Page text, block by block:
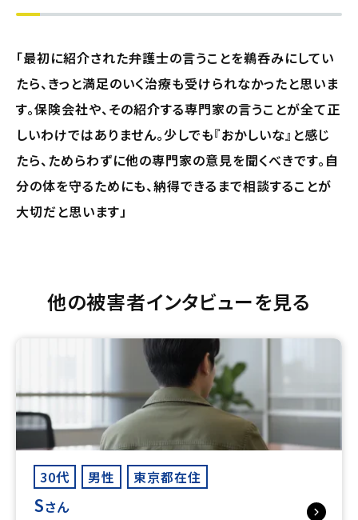
「最初に紹介された弁護士の言うことを鵜呑みにしてい
たら、きっと満足のいく治療も受けられなかったと思いま
す。保険会社や、その紹介する専門家の言うことが全て正
しいわけではありません。少しでも『おかしいな』と感じ
たら、ためらわずに他の専門家の意見を聞くべきです。自
分の体を守るためにも、納得できるまで相談することが
大切だと思います」
他の被害者インタビューを見る
30代 男性 東京都在住
Sさん